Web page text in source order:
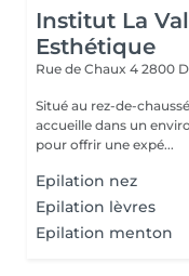
Institut La
Esthétique
Rue de Chaux 4 2800
Situé au rez-de-
accueille dans un
pour offrir une expé...
Epilation nez
Epilation lèvres
Epilation menton